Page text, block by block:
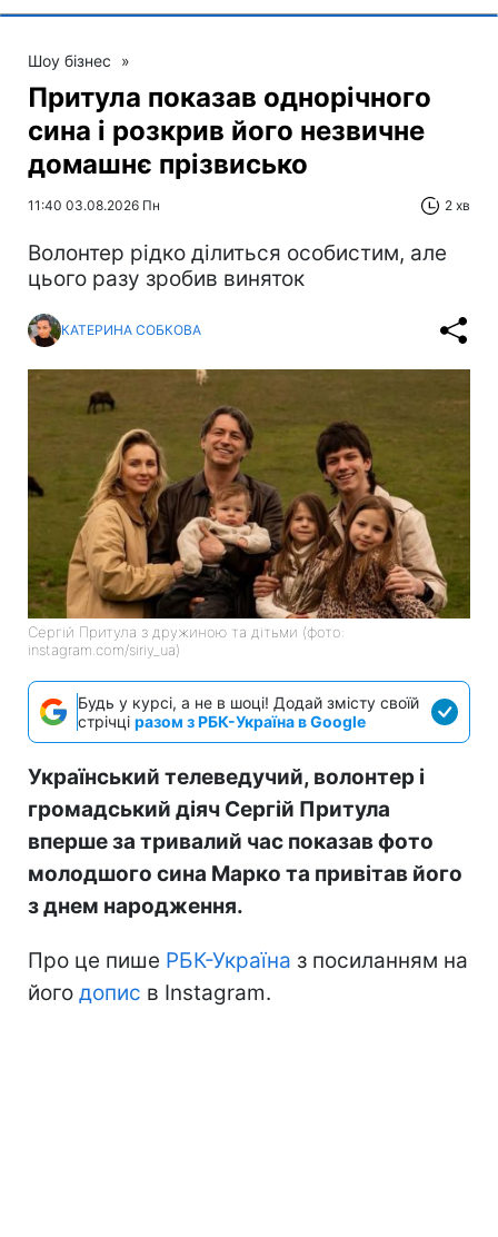
Шоу бізнес »
Притула показав однорічного
сина і розкрив його незвичне
домашнє прізвисько
11:40 03.08.2026 Пн 2 хв
Волонтер рідко ділиться особистим, але
цього разу зробив виняток
КАТЕРИНА СОБКОВА
Сергій Притула з дружиною та дітьми (фото:
instagram.com/siriy_ua)
Будь у курсі, а не в шоці! Додай змісту своїй
стрічці разом з РБК-Україна в Google
Український телеведучий, волонтер і
громадський діяч Сергій Притула
вперше за тривалий час показав фото
молодшого сина Марко та привітав його
з днем народження.
Про це пише РБК-Україна з посиланням на
його допис в Instagram.